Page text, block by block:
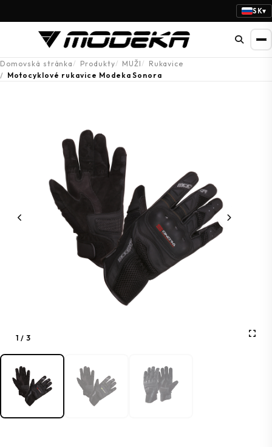
SK▾
Domovská stránka Produkty MUŽI
Rukavice
Motocyklové rukavice Modeka Sonora
1 / 3